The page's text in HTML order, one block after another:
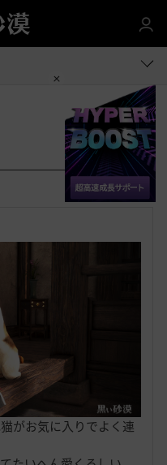
お 共有する
がお気に入りでよく連